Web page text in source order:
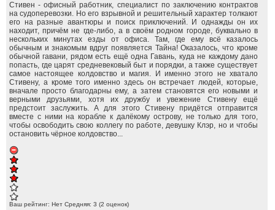
Стивен - офисный работник, специалист по заключению контрактов
на судоперевозки. Но его взрывной и решительный характер толкают
его на разные авантюры и поиск приключений. И однажды он их
находит, причём не где-либо, а в своём родном городе, буквально в
нескольких минутах езды от офиса. Там, где ему всё казалось
обычным и знакомым вдруг появляется Тайна! Оказалось, что кроме
обычной гавани, рядом есть ещё одна Гавань, куда не каждому дано
попасть, где царят средневековый быт и порядки, а также существует
самое настоящее колдовство и магия. И именно этого не хватало
Стивену, а кроме того именно здесь он встречает людей, которые,
вначале просто благодарны ему, а затем становятся его новыми и
верными друзьями, хотя их дружбу и увежение Стивену ещё
предстоит заслужить. А для этого Стивену придётся отправится
вместе с ними на корабле к далёкому острову, не только для того,
чтобы освободить свою коллегу по работе, девушку Клэр, но и чтобы
остановить чёрное колдовство...
Ваш рейтинг: Нет Средняя: 3 (2 оценок)